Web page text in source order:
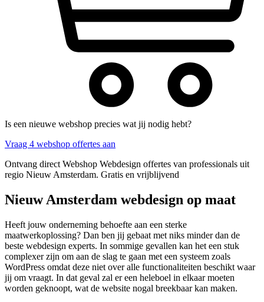
Is een nieuwe webshop precies wat jij nodig hebt?
Vraag 4 webshop offertes aan
Ontvang direct Webshop Webdesign offertes van professionals uit
regio Nieuw Amsterdam. Gratis en vrijblijvend
Nieuw Amsterdam webdesign op maat
Heeft jouw onderneming behoefte aan een sterke
maatwerkoplossing? Dan ben jij gebaat met niks minder dan de
beste webdesign experts. In sommige gevallen kan het een stuk
complexer zijn om aan de slag te gaan met een systeem zoals
WordPress omdat deze niet over alle functionaliteiten beschikt waar
jij om vraagt. In dat geval zal er een heleboel in elkaar moeten
worden geknoopt, wat de website nogal breekbaar kan maken.